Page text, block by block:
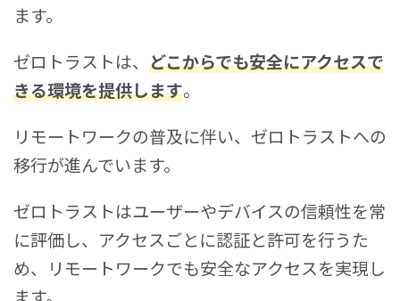
ます。
ゼロトラストは、 どこからでも安全にアクセスで
きる環境を提供します。
リモートワークの普及に伴い、ゼロトラストへの
移行が進んでいます。
ゼロトラストはユーザーやデバイスの信頼性を常
に評価し、アクセスごとに認証と許可を行うた
め、リモートワークでも安全なアクセスを実現し
ます。